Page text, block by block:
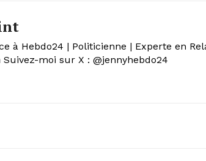
à Hebdo24 | Politicienne | Experte en
moi sur X : @jennyhebdo24